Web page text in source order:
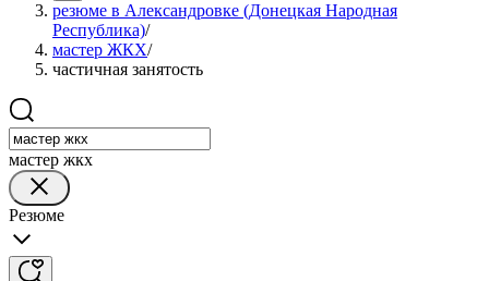
резюме в Александровке (Донецкая Народная
Республика)/
мастер ЖКХ/
частичная занятость
мастер жкх
Резюме